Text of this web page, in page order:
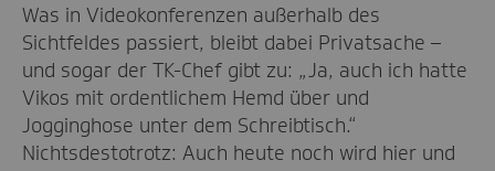
Was in Videokonferenzen außerhalb des
Sichtfeldes passiert, bleibt dabei Privatsache –
und sogar der TK-Chef gibt zu: „Ja, auch ich hatte
Vikos mit ordentlichem Hemd über und
Jogginghose unter dem Schreibtisch.“
Nichtsdestotrotz: Auch heute noch wird hier und